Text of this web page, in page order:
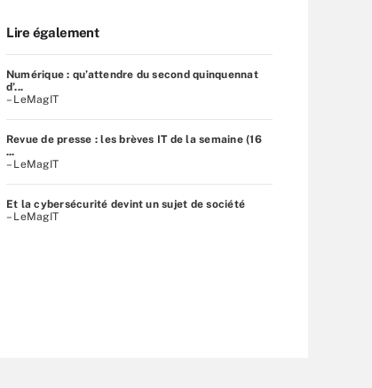
Lire également
Numérique : qu’attendre du second quinquennat
d’...
– LeMagIT
Revue de presse : les brèves IT de la semaine (16
...
– LeMagIT
Et la cybersécurité devint un sujet de société
– LeMagIT